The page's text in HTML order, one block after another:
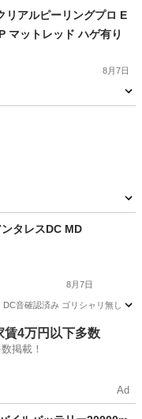
ルリアルピーリングプロ E
マットレッド ハゲ有り
8月7日
ンタレスDC MD
8月7日
確認済み ゴリシャリ無し ク
ンタレス
賃4万円以下多数
掲載！
Ad